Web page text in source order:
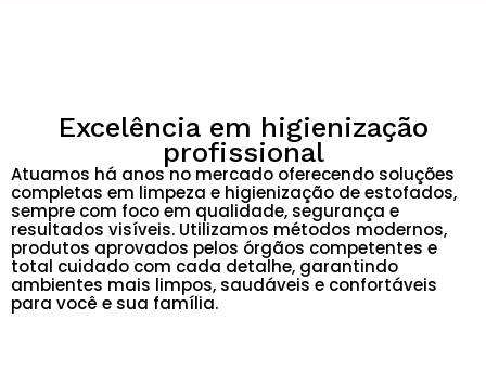
Excelência em higienização
profissional
Atuamos há anos no mercado oferecendo soluções
completas em limpeza e higienização de estofados,
sempre com foco em qualidade, segurança e
resultados visíveis. Utilizamos métodos modernos,
produtos aprovados pelos órgãos competentes e
total cuidado com cada detalhe, garantindo
ambientes mais limpos, saudáveis e confortáveis
para você e sua família.